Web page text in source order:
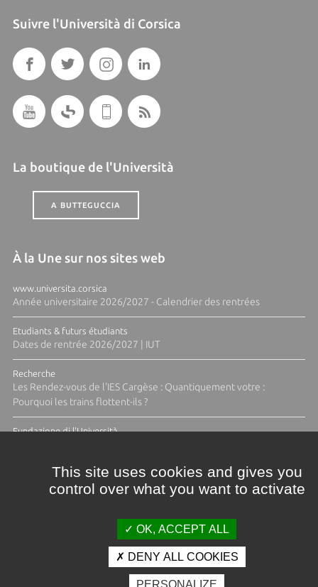
Suivre l'Università di Corsica
La boutique de l'Università
A BUTTEGUCCIA
À la Une sur nos sites web
www.universita.corsica
Année universitaire 2026/2027 - Calendrier des rentrées
Etudiants & futurs étudiants
Dates de rentrée 2026/2027 | IUT
Recherche
Les Rendez-vous de l'IES Cargèse : Quantiquement votre :
Pourquoi les trains flottent-ils ?
Fundazione di l'Università
Crédits et mentions légales
This site uses cookies and gives you
control over what you want to activate
OK, ACCEPT ALL
DENY ALL COOKIES
PERSONALIZE